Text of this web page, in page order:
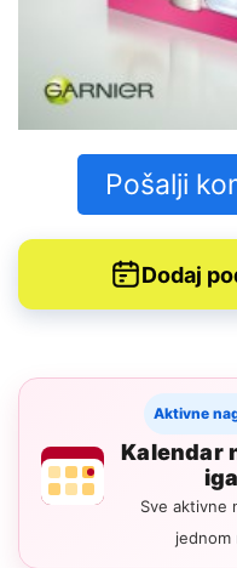
Pošalji
Dodaj
Aktivne
Kalendar
Sve aktivne
jednom